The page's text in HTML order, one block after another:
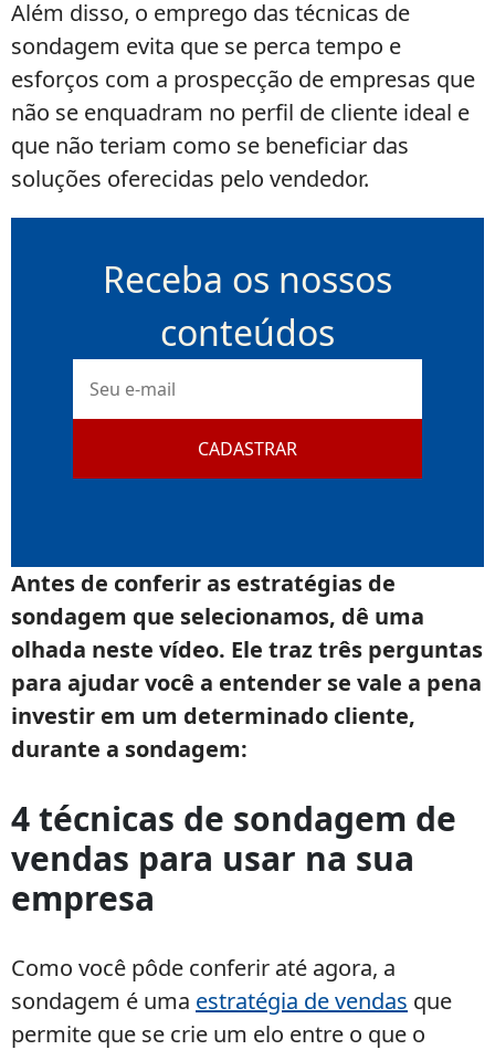
Além disso, o emprego das técnicas de
sondagem evita que se perca tempo e
esforços com a prospecção de empresas que
não se enquadram no perfil de cliente ideal e
que não teriam como se beneficiar das
soluções oferecidas pelo vendedor.
Receba os nossos
conteúdos
mail
CADASTRAR
Antes de conferir as estratégias de
sondagem que selecionamos, dê uma
olhada neste vídeo. Ele traz três perguntas
para ajudar você a entender se vale a pena
investir em um determinado cliente,
durante a sondagem:
4 técnicas de sondagem de
vendas para usar na sua
empresa
Como você pôde conferir até agora, a
sondagem é uma estratégia de vendas que
permite que se crie um elo entre o que o